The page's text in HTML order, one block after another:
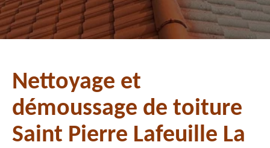
Nettoyage et
démoussage de toiture
Saint Pierre Lafeuille La